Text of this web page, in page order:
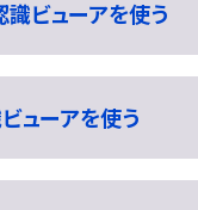
ビューアを使う
ューアを使う